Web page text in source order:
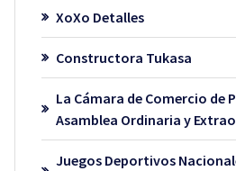
XoXo Detalles
Constructora Tukasa
La Cámara de Comercio de
Asamblea Ordinaria y
Juegos Deportivos